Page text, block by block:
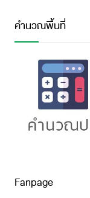
คำนวณพื้นที่
Fanpage